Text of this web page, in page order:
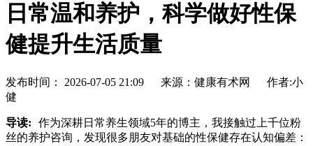
日常温和养护，科学做好性保
健提升生活质量
发布时间： 2026-07-05 21:09 来源：健康有术网 作者:小
健
导读:
作为深耕日常养生领域5年的博主，我接触过上千位粉
丝的养护咨询，发现很多朋友对基础的性保健存在认知偏差：